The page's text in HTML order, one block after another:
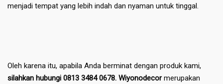
menjadi tempat yang lebih indah dan nyaman untuk tinggal.
Oleh karena itu, apabila Anda berminat dengan produk kami,
silahkan hubungi 0813 3484 0678. Wiyonodecormerupakan